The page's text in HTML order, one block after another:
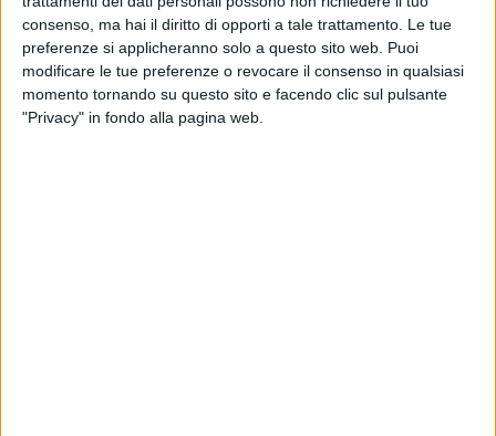
consenso, ma hai il diritto di opporti a tale trattamento. Le tue
preferenze si applicheranno solo a questo sito web. Puoi
modificare le tue preferenze o revocare il consenso in qualsiasi
momento tornando su questo sito e facendo clic sul pulsante
"Privacy" in fondo alla pagina web.
emerito Monsignor Felice di Molfetta, alla presenza delle
autorità cittadine tra cui il sindaco Cosimo Damiano
Cannito, l'assessore Vincenza Di Maggio e il vice presidente
del consiglio comunale Ruggiero Grimaldi in rappresentanza
della massima assise cittadina.